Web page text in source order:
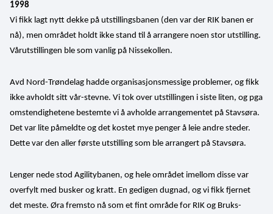
1998
Vi fikk lagt nytt dekke på utstillingsbanen (den var der RIK banen er
nå), men området holdt ikke stand til å arrangere noen stor utstilling.
Vårutstillingen ble som vanlig på Nissekollen.
Avd Nord-Trøndelag hadde organisasjonsmessige problemer, og fikk
ikke avholdt sitt vår-stevne. Vi tok over utstillingen i siste liten, og pga
omstendighetene bestemte vi å avholde arrangementet på Stavsøra.
Det var lite påmeldte og det kostet mye penger å leie andre steder.
Dette var den aller første utstilling som ble arrangert på Stavsøra.
Lenger nede stod Agilitybanen, og hele området imellom disse var
overfylt med busker og kratt. En gedigen dugnad, og vi fikk fjernet
det meste. Øra fremsto nå som et fint område for RIK og Bruks-